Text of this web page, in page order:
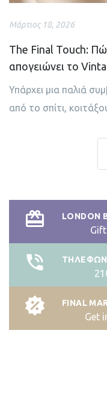
Μάρτιος 18, 2026
The Final Touch:
απογειώνει το
Υπάρχει μια παλιά
από το σπίτι,
LONDON
FINAL
Get